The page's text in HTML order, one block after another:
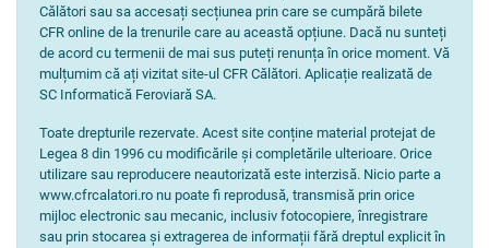
Călători sau sa accesați secțiunea prin care se cumpără bilete
CFR online de la trenurile care au această opțiune. Dacă nu sunteți
de acord cu termenii de mai sus puteți renunța în orice moment. Vă
mulțumim că ați vizitat site-ul CFR Călători. Aplicație realizată de
SC Informatică Feroviară SA.
Toate drepturile rezervate. Acest site conține material protejat de
Legea 8 din 1996 cu modificările și completările ulterioare. Orice
utilizare sau reproducere neautorizată este interzisă. Nicio parte a
www.cfrcalatori.ro nu poate fi reprodusă, transmisă prin orice
mijloc electronic sau mecanic, inclusiv fotocopiere, înregistrare
sau prin stocarea și extragerea de informații fără dreptul explicit în